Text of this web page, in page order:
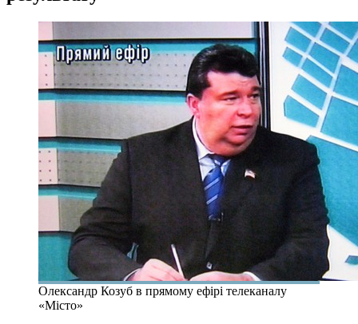
Олександр Козуб в прямому ефірі телеканалу
«Місто»